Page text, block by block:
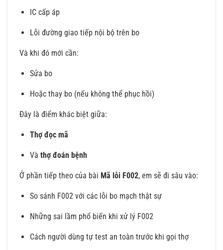
IC cấp áp
Lỗi đường giao tiếp nội bộ trên bo
Và khi đó mới cần:
Sửa bo
Hoặc thay bo (nếu không thể phục hồi)
Đây là điểm khác biệt giữa:
Thợ đọc mã
Và thợ đoán bệnh
Ở phần tiếp theo của bài Mã lỗi F002, em sẽ đi sâu vào:
So sánh F002 với các lỗi bo mạch thật sự
Những sai lầm phổ biến khi xử lý F002
Cách người dùng tự test an toàn trước khi gọi thợ